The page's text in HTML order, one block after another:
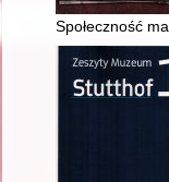
Społeczność